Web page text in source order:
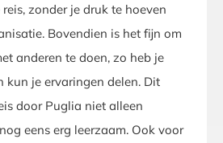
zonder je druk te hoeven
Bovendien is het fijn om
anderen te doen, zo heb je
kun je ervaringen delen. Dit
door Puglia niet alleen
eens erg leerzaam. Ook voor